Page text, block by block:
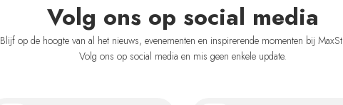
Volg ons op social media
Blijf op de hoogte van al het nieuws, evenementen en inspirerende momenten bij
Volg ons op social media en mis geen enkele update.